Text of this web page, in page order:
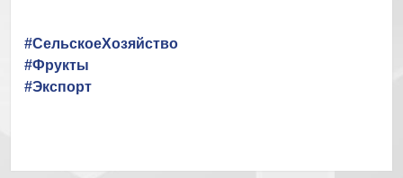
#СельскоеХозяйство
#Фрукты
#Экспорт